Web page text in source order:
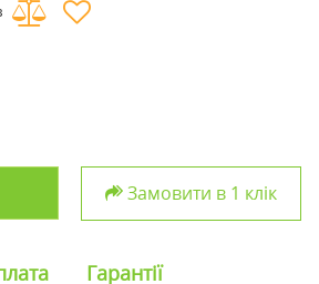
Замовити в 1 клік
Гарантії